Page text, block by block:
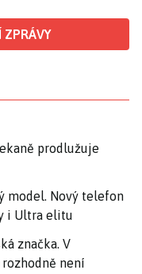
ZPRÁVY
prodlužuje
model. Nový telefon
i Ultra elitu
značka. V
není